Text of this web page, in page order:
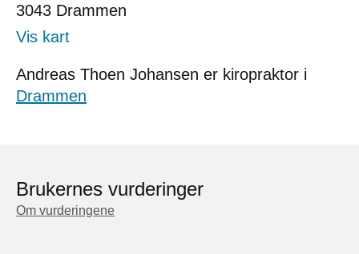
3043 Drammen
Vis kart
Andreas Thoen Johansen er kiropraktor i
Drammen
Brukernes vurderinger
Om vurderingene